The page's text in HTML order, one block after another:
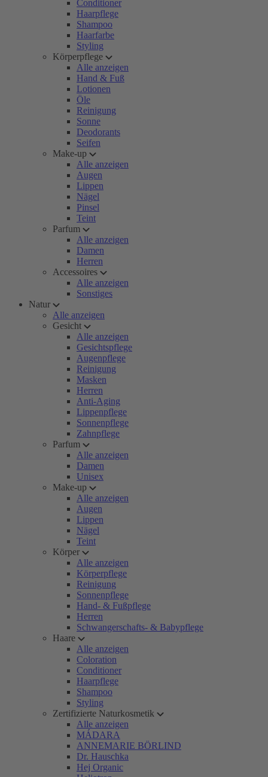
Conditioner
Haarpflege
Shampoo
Haarfarbe
Styling
Körperpflege
Alle anzeigen
Hand & Fuß
Lotionen
Öle
Reinigung
Sonne
Deodorants
Seifen
Make-up
Alle anzeigen
Augen
Lippen
Nägel
Pinsel
Teint
Parfum
Alle anzeigen
Damen
Herren
Accessoires
Alle anzeigen
Sonstiges
Natur
Alle anzeigen
Gesicht
Alle anzeigen
Gesichtspflege
Augenpflege
Reinigung
Masken
Herren
Anti-Aging
Lippenpflege
Sonnenpflege
Zahnpflege
Parfum
Alle anzeigen
Damen
Unisex
Make-up
Alle anzeigen
Augen
Lippen
Nägel
Teint
Körper
Alle anzeigen
Körperpflege
Reinigung
Sonnenpflege
Hand- & Fußpflege
Herren
Schwangerschafts- & Babypflege
Haare
Alle anzeigen
Coloration
Conditioner
Haarpflege
Shampoo
Styling
Zertifizierte Naturkosmetik
Alle anzeigen
MÁDARA
ANNEMARIE BÖRLIND
Dr. Hauschka
Hej Organic